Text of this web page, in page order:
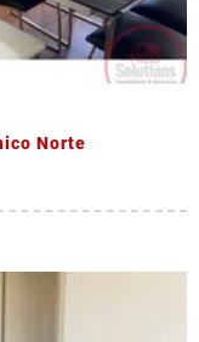
Norte